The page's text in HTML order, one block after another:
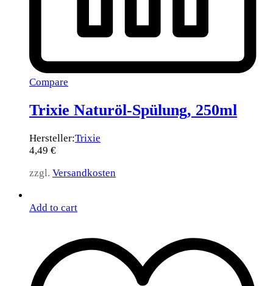
Compare
Trixie Naturöl-Spülung, 250ml
Hersteller:Trixie
4,49 €
zzgl. Versandkosten
Add to cart